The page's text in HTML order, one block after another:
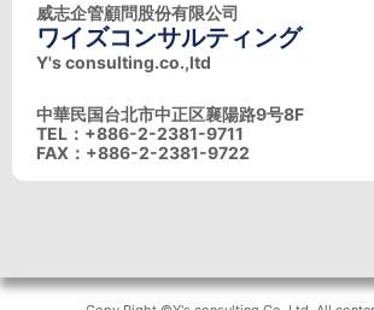
威志企管顧問股份有限公司
ワイズコンサルティング
Y's consulting.co.,ltd
中華民国台北市中正区襄陽路9号8F
TEL：+886-2-2381-9711
FAX：+886-2-2381-9722